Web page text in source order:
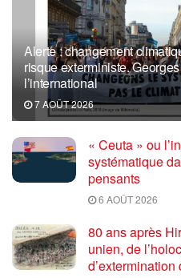
Alerte : changement
risque exterministe.
l’international
7 AOÛT 2026
« Ceuta » ou
systématique
pensants
6 AOÛT 2026
80 ans après
unien, de